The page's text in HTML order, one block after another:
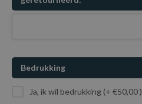
Bedrukking
Ja, ik wil bedrukking (+ €50,00 )